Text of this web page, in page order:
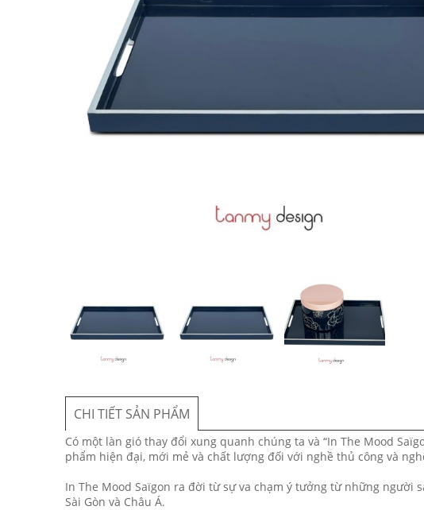
CHI TIẾT SẢN PHẨM
Có một làn gió thay đổi xung quanh chúng ta và “In The Mood
phẩm hiện đại, mới mẻ và chất lượng đối với nghề thủ công và
In The Mood Saïgon ra đời từ sự va chạm ý tưởng từ những người
Sài Gòn và Châu Á.